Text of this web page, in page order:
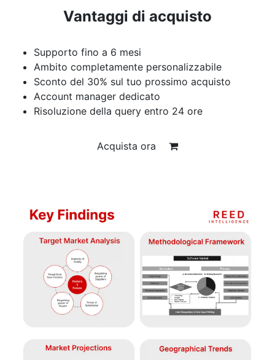
Vantaggi di acquisto
Supporto fino a 6 mesi
Ambito completamente personalizzabile
Sconto del 30% sul tuo prossimo acquisto
Account manager dedicato
Risoluzione della query entro 24 ore
Acquista ora